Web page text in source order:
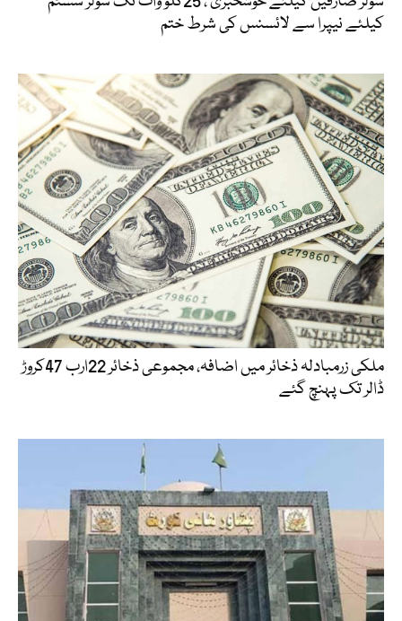
کیلئے نیپرا سے لائسنس کی شرط ختم
ملکی زرمبادلہ ذخائر میں اضافہ، مجموعی ذخائر 22ارب 47کروڑ
ڈالر تک پہنچ گئے